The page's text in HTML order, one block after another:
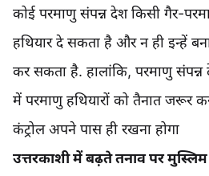
कोई परमाणु संपन्न देश किसी गैर-
हथियार दे सकता है और न ही इन्हें
कर सकता है. हालांकि, परमाणु
में परमाणु हथियारों को तैनात जरूर
कंट्रोल अपने पास ही रखना होगा
उत्तरकाशी में बढ़ते तनाव पर